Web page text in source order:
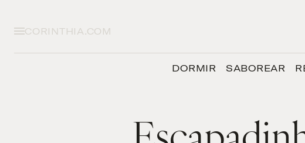
CORINTHIA.COM
DORMIR SABOREAR